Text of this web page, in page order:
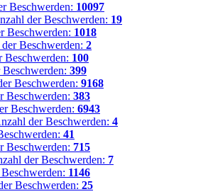
Beschwerden: 10097
der Beschwerden: 19
Beschwerden: 1018
Beschwerden: 2
Beschwerden: 100
399
Beschwerden: 9168
Beschwerden: 383
Beschwerden: 6943
der Beschwerden: 4
41
Beschwerden: 715
der Beschwerden: 7
1146
Beschwerden: 25